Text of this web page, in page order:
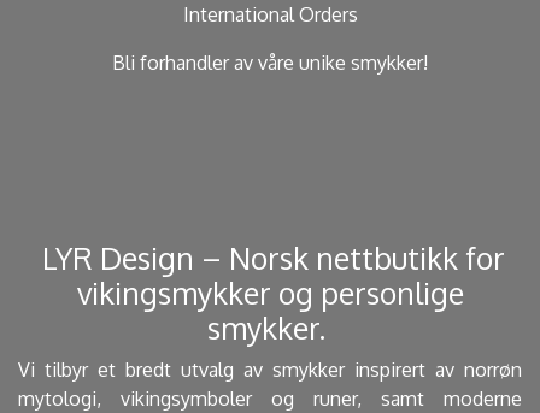
International Orders
Bli forhandler av våre unike smykker!
​ LYR Design – Norsk nettbutikk for
vikingsmykker og personlige
smykker. ​
Vi tilbyr et bredt utvalg av smykker inspirert av norrøn
mytologi, vikingsymboler og runer, samt moderne